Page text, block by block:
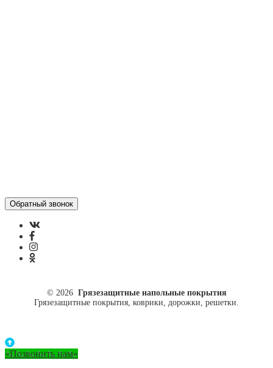
© 2026 Грязезащитные напольные покрытия
Грязезащитные покрытия, коврики, дорожки, решетки.
«Позвонить нам»